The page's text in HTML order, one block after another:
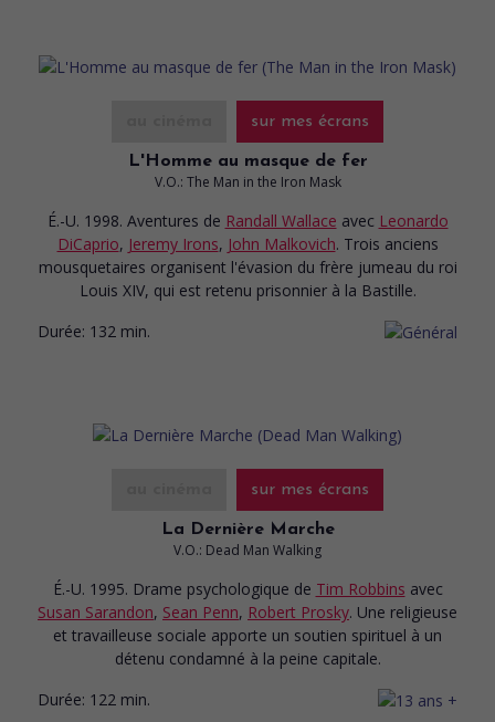
sur mes écrans
L'Homme au masque de fer
V.O.: The Man in the Iron Mask
É.-U. 1998. Aventures de Randall Wallace avec Leonardo
DiCaprio, Jeremy Irons, John Malkovich. Trois anciens
mousquetaires organisent l'évasion du frère jumeau du roi
Louis XIV, qui est retenu prisonnier à la Bastille.
Durée: 132 min.
sur mes écrans
La Dernière Marche
V.O.: Dead Man Walking
É.-U. 1995. Drame psychologique de Tim Robbins avec
Susan Sarandon, Sean Penn, Robert Prosky. Une religieuse
et travailleuse sociale apporte un soutien spirituel à un
détenu condamné à la peine capitale.
Durée: 122 min.